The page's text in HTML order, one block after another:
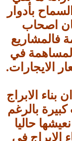
بأدوار
اذا كان اصحاب
فالمشاريع
في
الايجارات.
الابراج
بالرغم
حاليا
الابراج في